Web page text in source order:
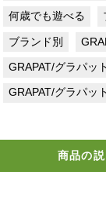
何歳でも遊べる
ブランド別
GRAPAT/グラパッ
GRAPAT/グラパット
商品の説